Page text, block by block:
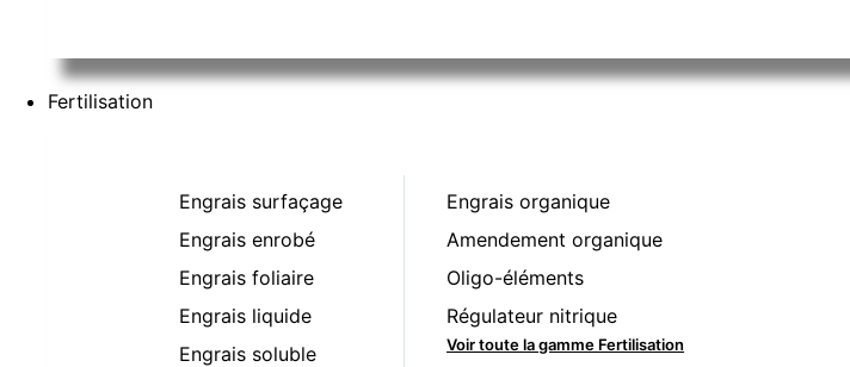
Fertilisation
Engrais surfaçage
Engrais enrobé
Engrais foliaire
Engrais liquide
Engrais soluble
Engrais organique
Amendement organique
Oligo-éléments
Régulateur nitrique
Voir toute la gamme Fertilisation